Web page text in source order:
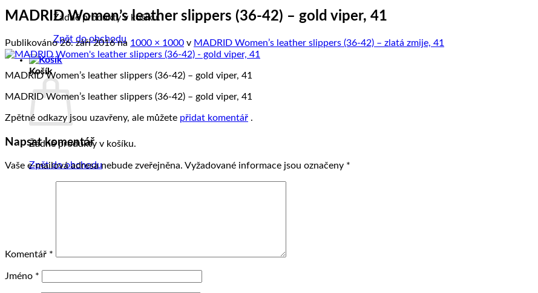
Žádné produkty v košíku.
Zpět do obchodu
Košík
Žádné produkty v košíku.
Zpět do obchodu
MADRID Women’s leather slippers (36-42) – gold viper, 41
Publikováno26. září 2016na 1000 × 1000 v MADRID Women’s leather slippers (36-42) – zlatá zmije, 41
MADRID Women’s leather slippers (36-42) – gold viper, 41
MADRID Women’s leather slippers (36-42) – gold viper, 41
Zpětné odkazy jsou uzavřeny, ale můžete přidat komentář .
Napsat komentář
Vaše e-mailová adresa nebude zveřejněna. Vyžadované informace jsou označeny *
Komentář *
Jméno *